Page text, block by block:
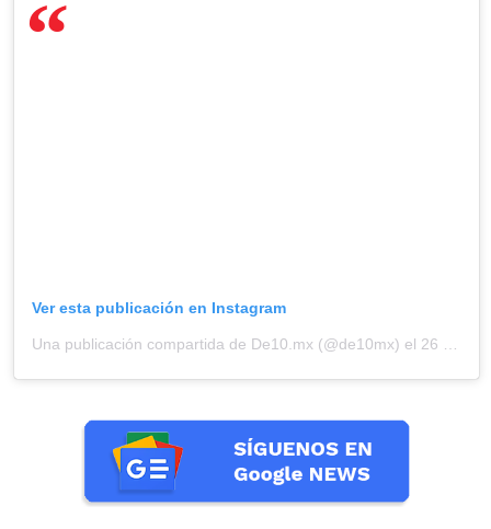
Ver esta publicación en Instagram
Una publicación compartida de De10.mx (@de10mx) el 26 Mar, 2020 a las 9:35 PDT